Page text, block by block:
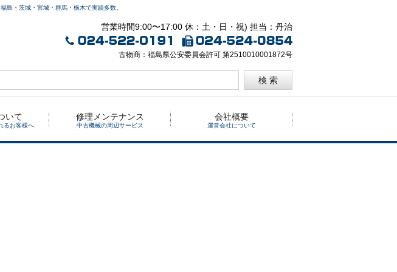
島・茨城・宮城・群馬・栃木で実績多数。
営業時間9:00〜17:00 休：土・日・祝) 担当：丹治
古物商：福島県公安委員会許可 第2510010001872号
検 索
いて
るお客様へ
修理メンテナンス
中古機械の周辺サービス
会社概要
運営会社について